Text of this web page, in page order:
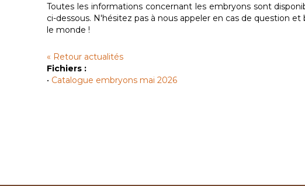
Toutes les informations concernant les embryons sont
ci-dessous. N'hésitez pas à nous appeler en cas de question
le monde !
« Retour actualités
Fichiers :
• Catalogue embryons mai 2026